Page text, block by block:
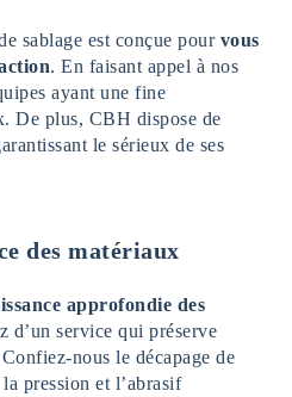
sablage est conçue pour vous
. En faisant appel à nos
ayant une fine
De plus, CBH dispose de
le sérieux de ses
des matériaux
approfondie des
d’un service qui préserve
nous le décapage de
pression et l’abrasif